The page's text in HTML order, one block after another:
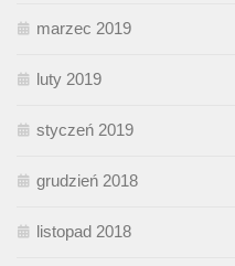
marzec 2019
luty 2019
styczeń 2019
grudzień 2018
listopad 2018